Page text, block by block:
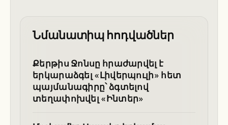
Նմանատիպ հոդվածներ
Քերթիս Ջոնսը հրաժարվել է
երկարաձգել «Լիվերպուլի» հետ
պայմանագիրը՝ ձգտելով
տեղափոխվել «Ինտեր»